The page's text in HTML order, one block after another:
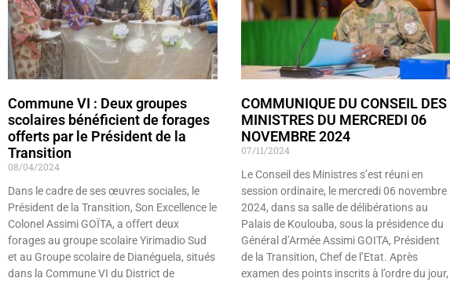
Commune VI : Deux groupes
scolaires bénéficient de forages
offerts par le Président de la
Transition
08/04/2024
Dans le cadre de ses œuvres sociales, le
Président de la Transition, Son Excellence le
Colonel Assimi GOÏTA, a offert deux
forages au groupe scolaire Yirimadio Sud
et au Groupe scolaire de Dianéguela, situés
dans la Commune VI du District de
COMMUNIQUE DU CONSEIL DES
MINISTRES DU MERCREDI 06
NOVEMBRE 2024
07/11/2024
Le Conseil des Ministres s’est réuni en
session ordinaire, le mercredi 06 novembre
2024, dans sa salle de délibérations au
Palais de Koulouba, sous la présidence du
Général d’Armée Assimi GOITA, Président
de la Transition, Chef de l’Etat. Après
examen des points inscrits à l’ordre du jour,